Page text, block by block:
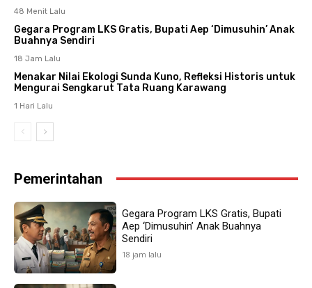
48 Menit Lalu
Gegara Program LKS Gratis, Bupati Aep ‘Dimusuhin’ Anak
Buahnya Sendiri
18 Jam Lalu
Menakar Nilai Ekologi Sunda Kuno, Refleksi Historis untuk
Mengurai Sengkarut Tata Ruang Karawang
1 Hari Lalu
Pemerintahan
Gegara Program LKS Gratis, Bupati
Aep ‘Dimusuhin’ Anak Buahnya
Sendiri
18 jam lalu